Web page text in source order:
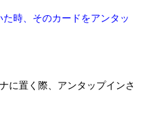
時、そのカードをアンタッ
に置く際、アンタップインさ